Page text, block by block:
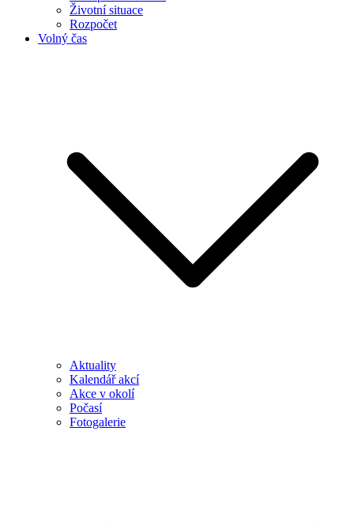
Životní situace
Rozpočet
Volný čas
Aktuality
Kalendář akcí
Akce v okolí
Počasí
Fotogalerie